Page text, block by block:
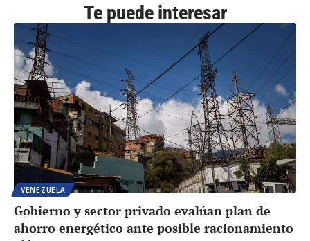
Te puede interesar
VENEZUELA
Gobierno y sector privado evalúan plan de
ahorro energético ante posible racionamiento